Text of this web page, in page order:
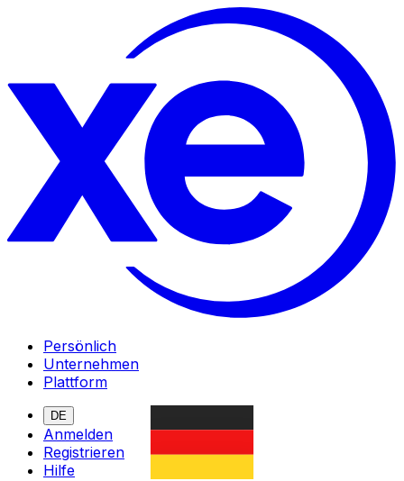
Persönlich
Unternehmen
Plattform
DE
Anmelden
Registrieren
Hilfe